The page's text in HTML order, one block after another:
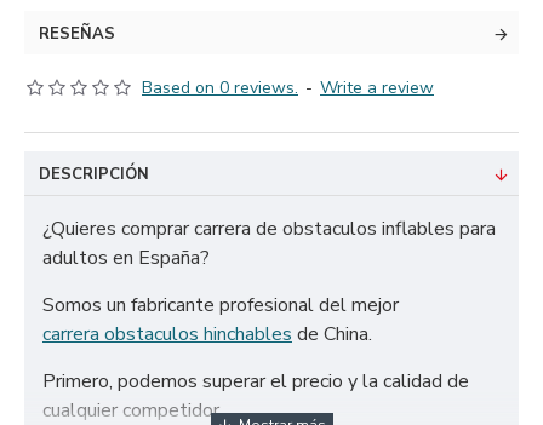
RESEÑAS
Based on 0 reviews. - Write a review
DESCRIPCIÓN
¿Quieres comprar carrera de obstaculos inflables para
adultos en España?
Somos un fabricante profesional del mejor
carrera obstaculos hinchables de China.
Primero, podemos superar el precio y la calidad de
cualquier competidor.